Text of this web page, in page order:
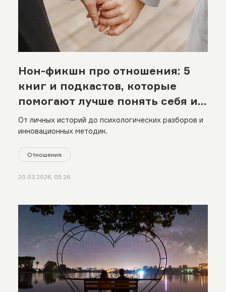
Нон-фикшн про отношения: 5
книг и подкастов, которые
помогают лучше понять себя и
других
От личных историй до психологических разборов и
инновационных методик.
Отношения
20.03.2026, 05:26